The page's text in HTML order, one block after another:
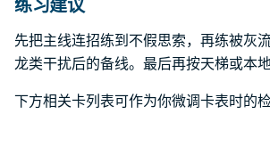
练习建议
先把主线连招练到不假思索，再练被灰
龙类干扰后的备线。最后再按天梯或本地
下方相关卡列表可作为你微调卡表时的检